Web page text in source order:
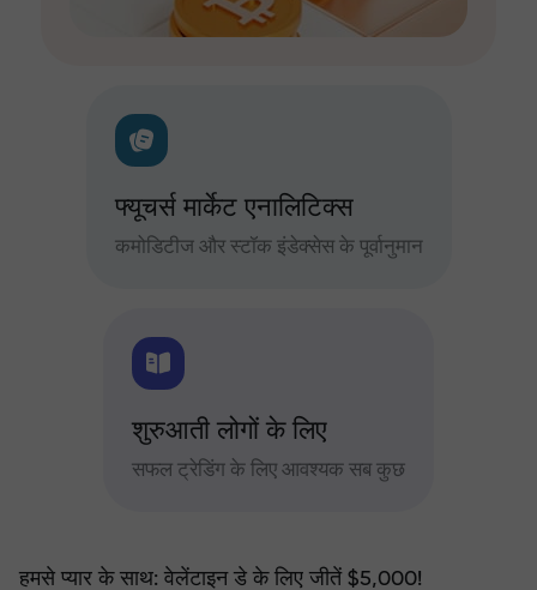
फ्यूचर्स मार्केट एनालिटिक्स
कमोडिटीज और स्टॉक इंडेक्सेस के पूर्वानुमान
शुरुआती लोगों के लिए
सफल ट्रेडिंग के लिए आवश्यक सब कुछ
हमसे प्यार के साथ: वेलेंटाइन डे के लिए जीतें $5,000!